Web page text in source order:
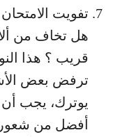
تفويت الامتحان
هل تخاف من
قريب ؟ هذا
ترفض بعض
يوترك، يجب
أفضل من